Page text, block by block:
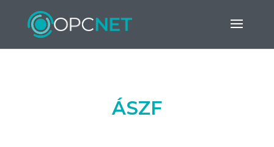
ÁSZF